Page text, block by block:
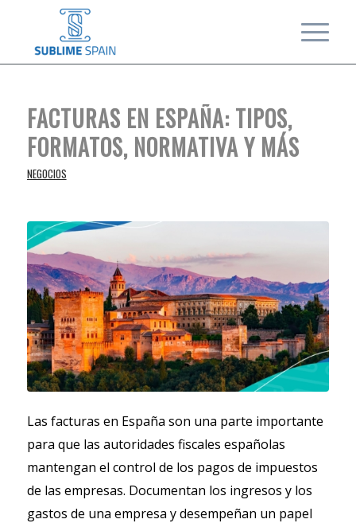
FACTURAS EN ESPAÑA: TIPOS,
FORMATOS, NORMATIVA Y MÁS
NEGOCIOS
Las facturas en España son una parte importante
para que las autoridades fiscales españolas
mantengan el control de los pagos de impuestos
de las empresas. Documentan los ingresos y los
gastos de una empresa y desempeñan un papel